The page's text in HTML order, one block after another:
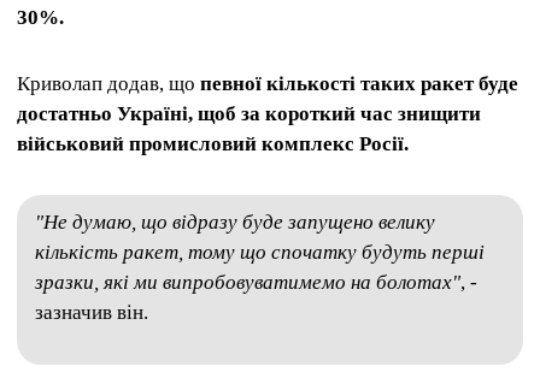
30%.
Криволап додав, що певної кількості таких ракет буде
достатньо Україні, щоб за короткий час знищити
військовий промисловий комплекс Росії.
"Не думаю, що відразу буде запущено велику
кількість ракет, тому що спочатку будуть перші
зразки, які ми випробовуватимемо на болотах", -
зазначив він.